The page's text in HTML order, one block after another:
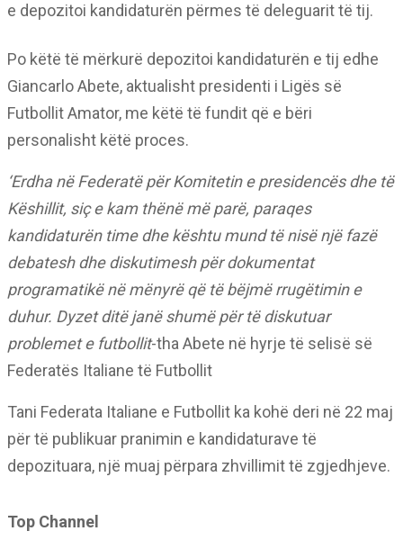
e depozitoi kandidaturën përmes të deleguarit të tij.
Po këtë të mërkurë depozitoi kandidaturën e tij edhe
Giancarlo Abete, aktualisht presidenti i Ligës së
Futbollit Amator, me këtë të fundit që e bëri
personalisht këtë proces.
‘Erdha në Federatë për Komitetin e presidencës dhe të
Këshillit, siç e kam thënë më parë, paraqes
kandidaturën time dhe kështu mund të nisë një fazë
debatesh dhe diskutimesh për dokumentat
programatikë në mënyrë që të bëjmë rrugëtimin e
duhur. Dyzet ditë janë shumë për të diskutuar
problemet e futbollit-tha Abete në hyrje të selisë së
Federatës Italiane të Futbollit
Tani Federata Italiane e Futbollit ka kohë deri në 22 maj
për të publikuar pranimin e kandidaturave të
depozituara, një muaj përpara zhvillimit të zgjedhjeve.
Top Channel